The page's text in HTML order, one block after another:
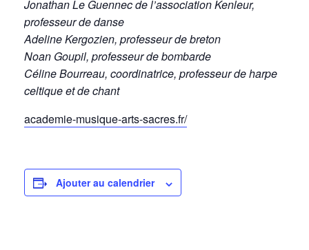
Jonathan Le Guennec de l’association Kenleur,
professeur de danse
Adeline Kergozien, professeur de breton
Noan Goupil, professeur de bombarde
Céline Bourreau, coordinatrice, professeur de harpe
celtique et de chant
academie-musique-arts-sacres.fr/
Ajouter au calendrier